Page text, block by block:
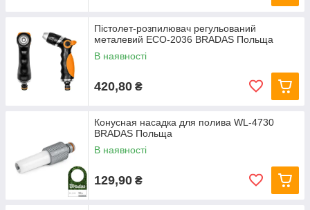
Пістолет-розпилювач регульований
металевий ECO-2036 BRADAS Польща
В наявності
420,80 ₴
Конусная насадка для полива WL-4730
BRADAS Польща
В наявності
129,90 ₴